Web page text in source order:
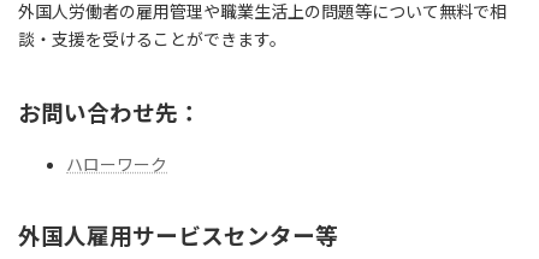
外国人労働者の雇用管理や職業生活上の問題等について無料で相
談・支援を受けることができます。
お問い合わせ先：
ハローワーク
外国人雇用サービスセンター等